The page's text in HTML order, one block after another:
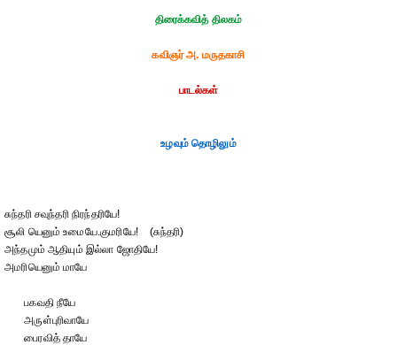
திரைக்கவித் திலகம்
கவிஞர் அ. மருதகாசி
பாடல்கள்
உழவும் தொழிலும்
சுந்தரி சவுந்தரி நிரந்தரியே!
சூலி யெனும் உமையே.குமரியே! (சுந்தரி)
அந்தமும் ஆதியும் இல்லா ஜோதியே!
அமரியெனும் மாயே
பகவதி நீயே
அருள்புரிவாயே
பைரவித் தாயே